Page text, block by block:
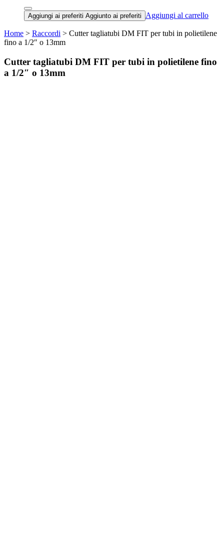
Aggiungi ai preferiti Aggiunto ai preferiti Aggiungi al carrello
Home > Raccordi > Cutter tagliatubi DM FIT per tubi in polietilene
fino a 1/2″ o 13mm
Cutter tagliatubi DM FIT per tubi in polietilene fino
a 1/2″ o 13mm